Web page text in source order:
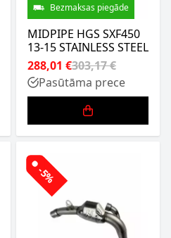
Bezmaksas piegāde
MIDPIPE HGS SXF450
13-15 STAINLESS STEEL
288,01 €303,17 €
Pasūtāma prece
-5%